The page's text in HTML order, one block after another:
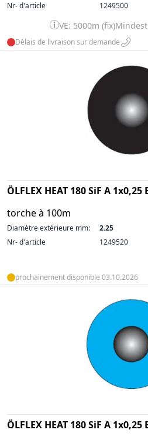
Nr- d'article
1249500
VE: 5000m (fix)
Délais de livraison sur demande
ÖLFLEX HEAT 180 SiF A 1x0,25
torche à 100m
Diamètre extérieure mm:
2.25
Nr- d'article
1249520
prochainement disponible 03.10.2026
ÖLFLEX HEAT 180 SiF A 1x0,25